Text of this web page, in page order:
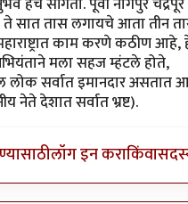
सात तास लगायचे आता तीन
काम करणे कठीण आहे,
मला सहज म्हंटले होते,
लोक सर्वात इमानदार असतात
नेते देशात सर्वात भ्रष्ट).
लॉग इन कराकिंवा